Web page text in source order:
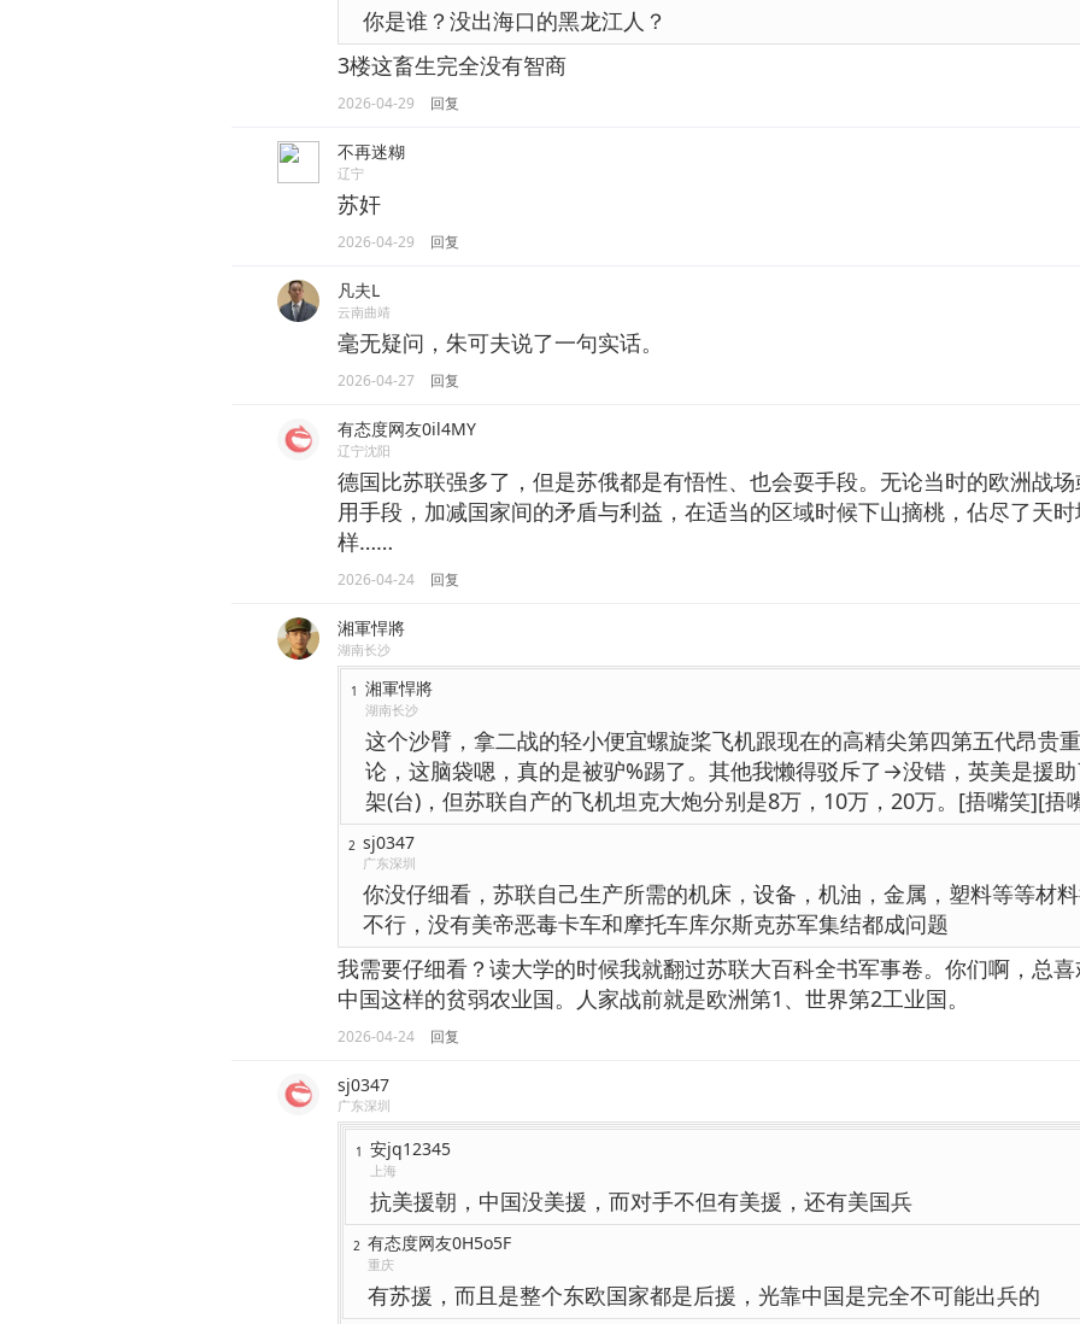
你是谁？没出海口的黑龙江人？
3楼这畜生完全没有智商
2026-04-29 回复
不再迷糊
辽宁
苏奸
2026-04-29 回复
凡夫L
云南曲靖
毫无疑问，朱可夫说了一句实话。
2026-04-27 回复
有态度网友0il4MY
辽宁沈阳
德国比苏联强多了，但是苏俄都是有悟性、也会耍手段。无论当时的欧洲战
用手段，加减国家间的矛盾与利益，在适当的区域时候下山摘桃，佔尽了天
样……
2026-04-24 回复
湘軍悍將
湖南长沙
1 湘軍悍將
湖南长沙
这个沙臂，拿二战的轻小便宜螺旋桨飞机跟现在的高精尖第四第五代昂贵
论，这脑袋嗯，真的是被驴%踢了。其他我懒得驳斥了→没错，英美是援
架(台)，但苏联自产的飞机坦克大炮分别是8万，10万，20万。[捂嘴笑][捂
2 sj0347
广东深圳
你没仔细看，苏联自己生产所需的机床，设备，机油，金属，塑料等等材
不行，没有美帝恶毒卡车和摩托车库尔斯克苏军集结都成问题
我需要仔细看？读大学的时候我就翻过苏联大百科全书军事卷。你们啊，总
中国这样的贫弱农业国。人家战前就是欧洲第1、世界第2工业国。
2026-04-24 回复
sj0347
广东深圳
1 安jq12345
上海
抗美援朝，中国没美援，而对手不但有美援，还有美国兵
2 有态度网友0H5o5F
重庆
有苏援，而且是整个东欧国家都是后援，光靠中国是完全不可能出兵的